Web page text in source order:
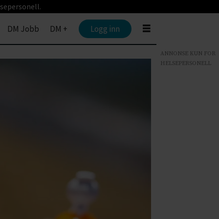
DM Jobb DM + Logg inn
ANNONSE KUN FOR
HELSEPERSONELL